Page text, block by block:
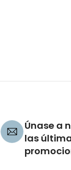
Únase a
las